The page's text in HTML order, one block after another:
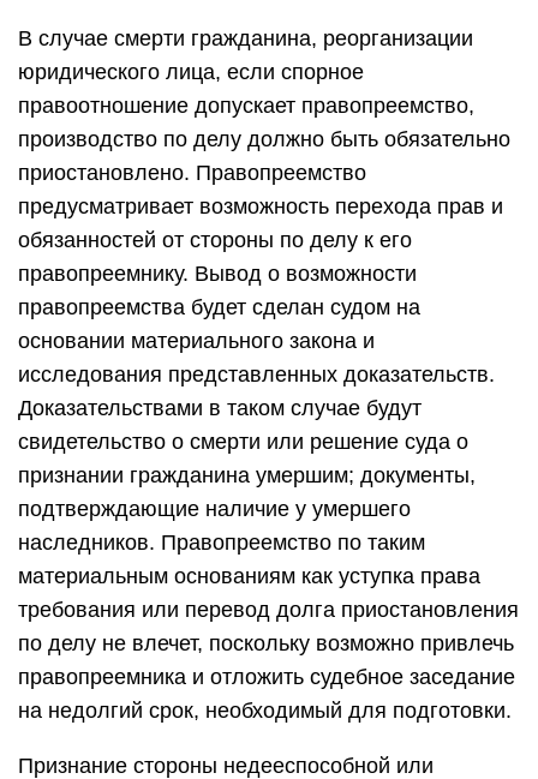
В случае смерти гражданина, реорганизации
юридического лица, если спорное
правоотношение допускает правопреемство,
производство по делу должно быть обязательно
приостановлено. Правопреемство
предусматривает возможность перехода прав и
обязанностей от стороны по делу к его
правопреемнику. Вывод о возможности
правопреемства будет сделан судом на
основании материального закона и
исследования представленных доказательств.
Доказательствами в таком случае будут
свидетельство о смерти или решение суда о
признании гражданина умершим; документы,
подтверждающие наличие у умершего
наследников. Правопреемство по таким
материальным основаниям как уступка права
требования или перевод долга приостановления
по делу не влечет, поскольку возможно привлечь
правопреемника и отложить судебное заседание
на недолгий срок, необходимый для подготовки.
Признание стороны недееспособной или